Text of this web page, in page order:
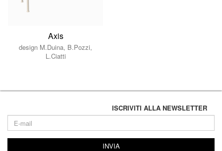
Axis
design M.Duina, B.Pozzi,
L.Ciatti
ISCRIVITI ALLA NEWSLETTER
INVIA